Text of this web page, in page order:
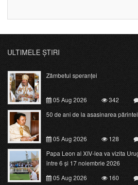
ULTIMELE ȘTIRI
Zâmbetul speranței
05 Aug 2026 342
50 de ani de la asasinarea
05 Aug 2026 128
Papa Leon al XIV-lea va vizita
între 6 și 17 noiembrie 2026
05 Aug 2026
160